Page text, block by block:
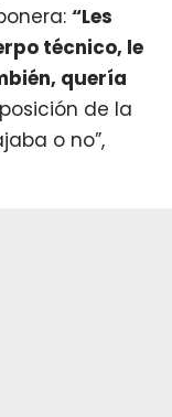
“Les
técnico, le
quería
de la
o no”,